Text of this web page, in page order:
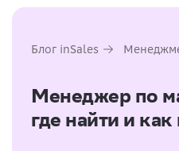
Блог inSales
Менеджер по
где найти и как